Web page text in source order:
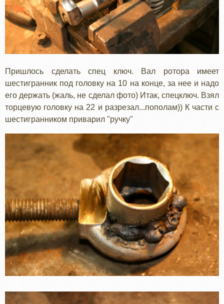
Пришлось сделать спец ключ. Вал ротора имеет
шестигранник под головку на 10 на конце, за нее и надо
его держать (жаль, не сделал фото) Итак, спецключ. Взял
торцевую головку на 22 и разрезал...пополам)) К части с
шестигранником приварил "ручку"